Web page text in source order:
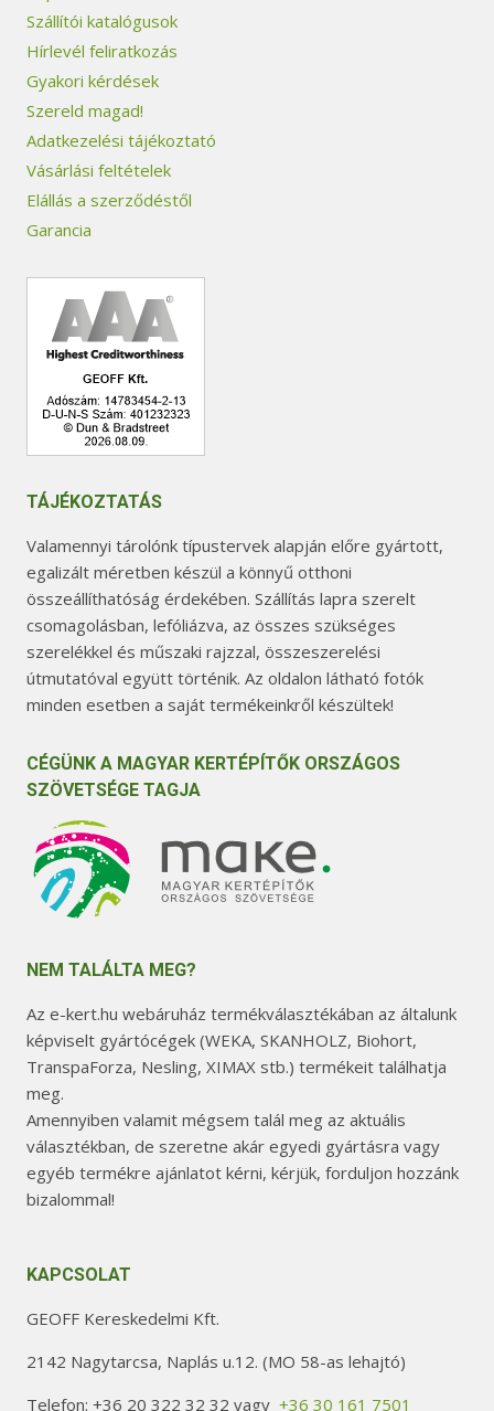
Szállítói katalógusok
Hírlevél feliratkozás
Gyakori kérdések
Szereld magad!
Adatkezelési tájékoztató
Vásárlási feltételek
Elállás a szerződéstől
Garancia
TÁJÉKOZTATÁS
Valamennyi tárolónk típustervek alapján előre gyártott,
egalizált méretben készül a könnyű otthoni
összeállíthatóság érdekében. Szállítás lapra szerelt
csomagolásban, lefóliázva, az összes szükséges
szerelékkel és műszaki rajzzal, összeszerelési
útmutatóval együtt történik. Az oldalon látható fotók
minden esetben a saját termékeinkről készültek!
CÉGÜNK A MAGYAR KERTÉPÍTŐK ORSZÁGOS
SZÖVETSÉGE TAGJA
NEM TALÁLTA MEG?
Az e-kert.hu webáruház termékválasztékában az általunk
képviselt gyártócégek (WEKA, SKANHOLZ, Biohort,
TranspaForza, Nesling, XIMAX stb.) termékeit találhatja
meg.
Amennyiben valamit mégsem talál meg az aktuális
választékban, de szeretne akár egyedi gyártásra vagy
egyéb termékre ajánlatot kérni, kérjük, forduljon hozzánk
bizalommal!
KAPCSOLAT
GEOFF Kereskedelmi Kft.
2142 Nagytarcsa, Naplás u.12. (MO 58-as lehajtó)
Telefon: +36 20 322 32 32 vagy +36 30 161 7501